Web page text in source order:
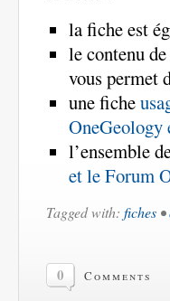
la fiche est
le contenu
vous permet
une fiche
OneGeology
l’ensemble
et le Forum
Tagged with: fiches •
0 Comments